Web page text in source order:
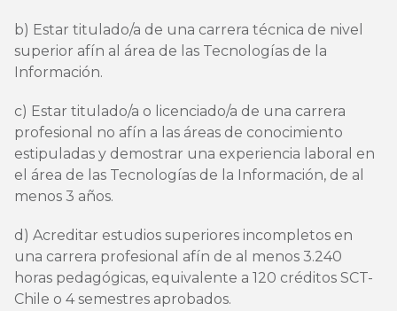
b) Estar titulado/a de una carrera técnica de nivel
superior afín al área de las Tecnologías de la
Información.
c) Estar titulado/a o licenciado/a de una carrera
profesional no afín a las áreas de conocimiento
estipuladas y demostrar una experiencia laboral en
el área de las Tecnologías de la Información, de al
menos 3 años.
d) Acreditar estudios superiores incompletos en
una carrera profesional afín de al menos 3.240
horas pedagógicas, equivalente a 120 créditos SCT-
Chile o 4 semestres aprobados.